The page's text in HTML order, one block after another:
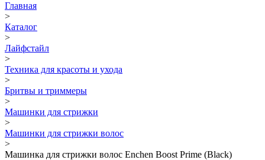
Главная
>
Каталог
>
Лайфстайл
>
Техника для красоты и ухода
>
Бритвы и триммеры
>
Машинки для стрижки
>
Машинки для стрижки волос
>
Машинка для стрижки волос Enchen Boost Prime (Black)